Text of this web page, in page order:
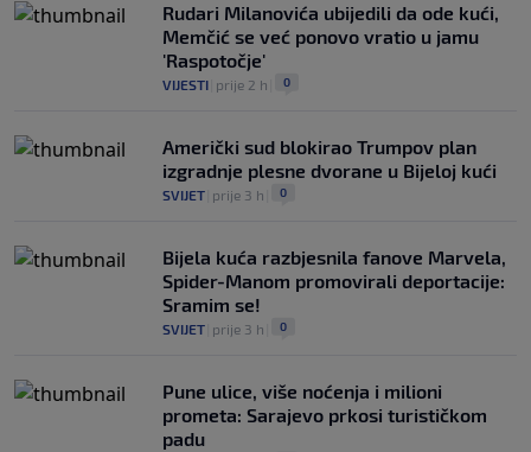
Rudari Milanovića ubijedili da ode kući,
Memčić se već ponovo vratio u jamu
'Raspotočje'
VIJESTI prije 2 h 0
Američki sud blokirao Trumpov plan
izgradnje plesne dvorane u Bijeloj kući
SVIJET prije 3 h 0
Bijela kuća razbjesnila fanove Marvela,
Spider-Manom promovirali deportacije:
Sramim se!
SVIJET prije 3 h 0
Pune ulice, više noćenja i milioni
prometa: Sarajevo prkosi turističkom
padu